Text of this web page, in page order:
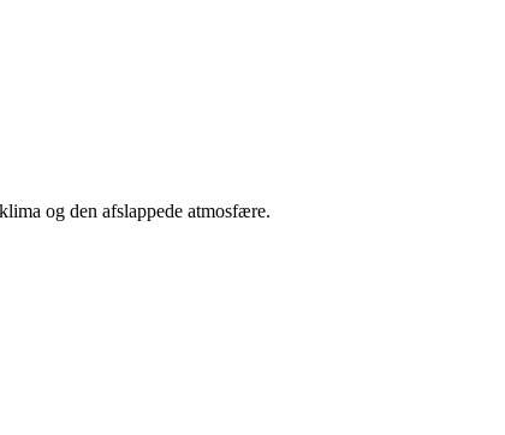
og den afslappede atmosfære.